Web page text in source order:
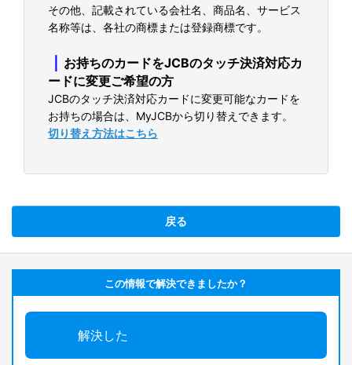
その他、記載されている会社名、商品名、サービス
名称等は、各社の商標または登録商標です。
｜ お持ちのカードをJCBのタッチ決済対応カ
ードに変更ご希望の方
JCBのタッチ決済対応カードに変更可能なカードを
お持ちの場合は、MyJCBから切り替えできます。
切り替え方法はこちら
戻る
この情報で解決できましたか？
解決した